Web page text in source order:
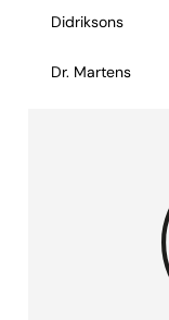
Didriksons
Dr. Martens